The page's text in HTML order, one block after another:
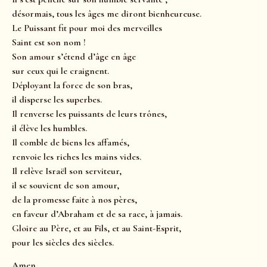
désormais, tous les âges me diront bienheureuse.
Le Puissant fit pour moi des merveilles
Saint est son nom !
Son amour s’étend d’âge en âge
sur ceux qui le craignent.
Déployant la force de son bras,
il disperse les superbes.
Il renverse les puissants de leurs trônes,
il élève les humbles.
Il comble de biens les affamés,
renvoie les riches les mains vides.
Il relève Israël son serviteur,
il se souvient de son amour,
de la promesse faite à nos pères,
en faveur d’Abraham et de sa race, à jamais.
Gloire au Père, et au Fils, et au Saint-Esprit,
pour les siècles des siècles.